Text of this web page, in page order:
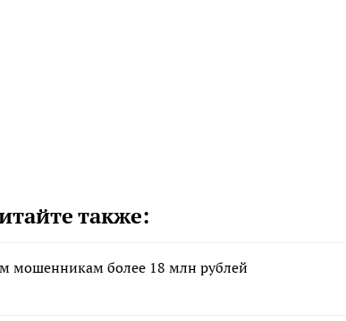
также:
мошенникам более 18 млн рублей